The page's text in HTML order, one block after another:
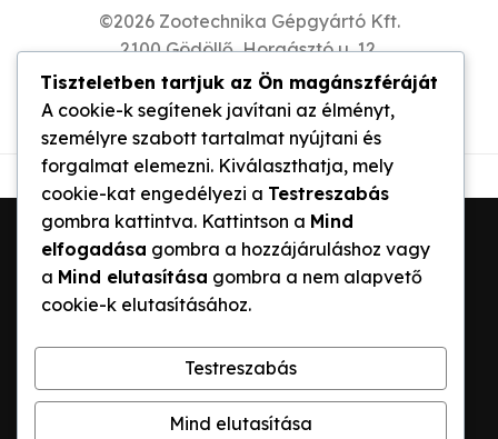
©2026 Zootechnika Gépgyártó Kft.
2100 Gödöllő, Horgásztó u. 12.
Tel: +3670 367 0147
info@zootechnika.hu
TEJESAUTÓ RENDSZER HÍREK ÉS ELEMZÉSEK
Tiszteletben tartjuk az Ön magánszféráját
A cookie-k segítenek javítani az élményt,
személyre szabott tartalmat nyújtani és
forgalmat elemezni. Kiválaszthatja, mely
cookie-kat engedélyezi a Testreszabás
gombra kattintva. Kattintson a Mind
elfogadása gombra a hozzájáruláshoz vagy
a Mind elutasítása gombra a nem alapvető
cookie-k elutasításához.
Testreszabás
Mind elutasítása